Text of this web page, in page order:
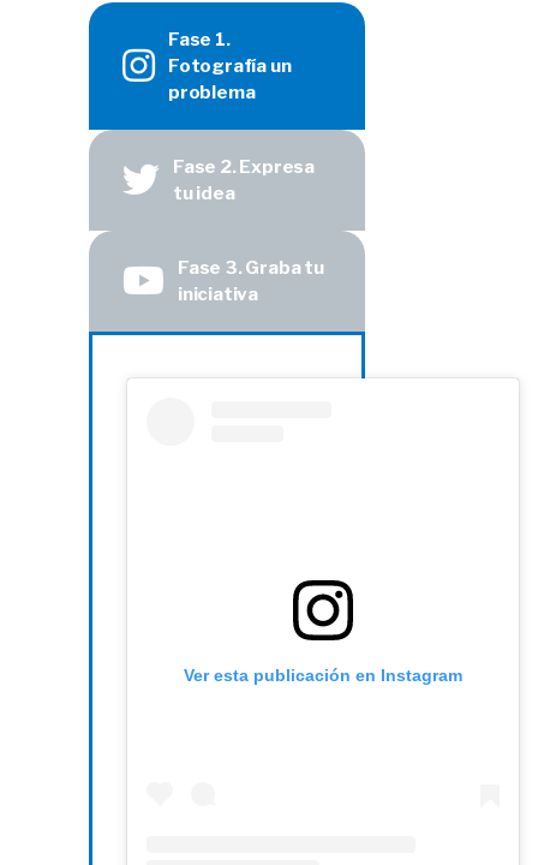
Fase 1.
Fotografía un
problema
Fase 2. Expresa
tu idea
Fase 3. Graba tu
iniciativa
Ver esta publicación en Instagram